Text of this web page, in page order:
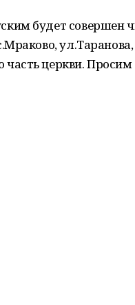
будет совершен
ул.Таранова,
церкви. Просим